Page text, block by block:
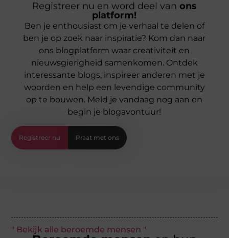
Registreer nu en word deel van ons
platform!
Ben je enthousiast om je verhaal te delen of
ben je op zoek naar inspiratie? Kom dan naar
ons blogplatform waar creativiteit en
nieuwsgierigheid samenkomen. Ontdek
interessante blogs, inspireer anderen met je
woorden en help een levendige community
op te bouwen. Meld je vandaag nog aan en
begin je blogavontuur!
Registreer nu Praat met ons
" Bekijk alle beroemde mensen "